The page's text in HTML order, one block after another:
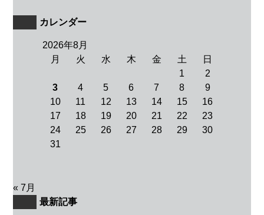
カレンダー
2026年8月
月
火 水 木 金 土
日
1
2
3
4 5 6 7 8
9
10
11 12 13 14 15
16
17
18 19 20 21 22
23
24
25 26 27 28 29
30
31
« 7月
最新記事